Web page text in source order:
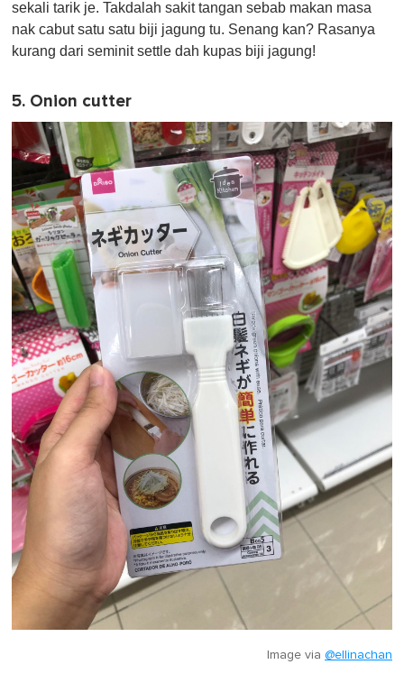
sekali tarik je. Takdalah sakit tangan sebab makan masa
nak cabut satu satu biji jagung tu. Senang kan? Rasanya
kurang dari seminit settle dah kupas biji jagung!
5. Onion cutter
Image via @ellinachan